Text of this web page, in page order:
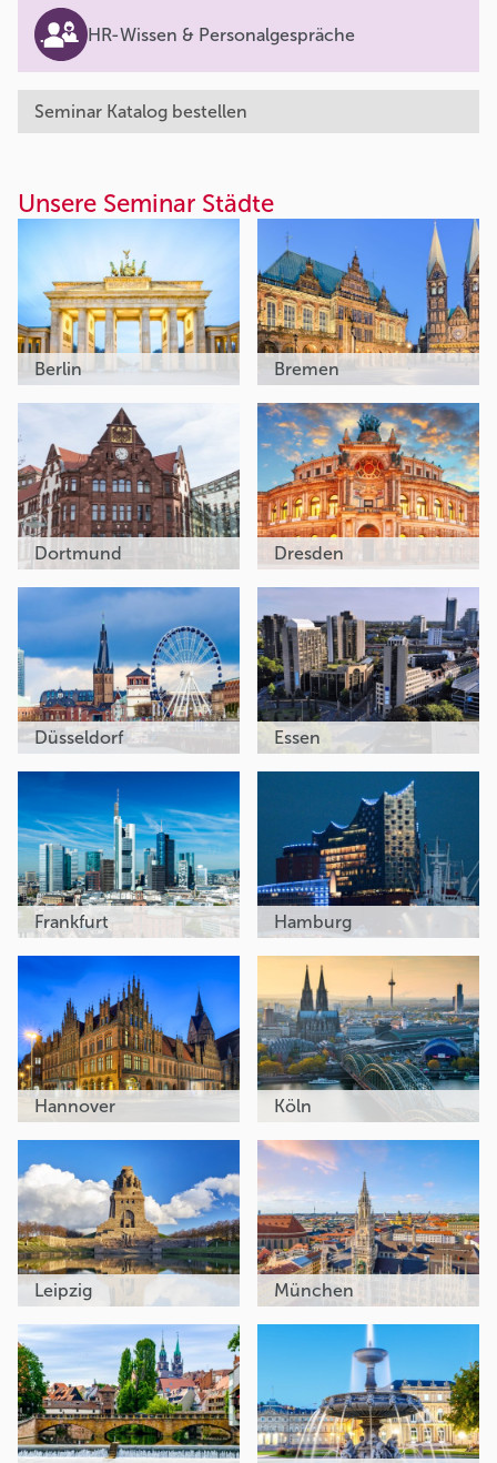
HR-Wissen & Personalgespräche
Seminar Katalog bestellen
Unsere Seminar Städte
Berlin Bremen
Dortmund Dresden
Düsseldorf Essen
Frankfurt Hamburg
Hannover Köln
Leipzig München